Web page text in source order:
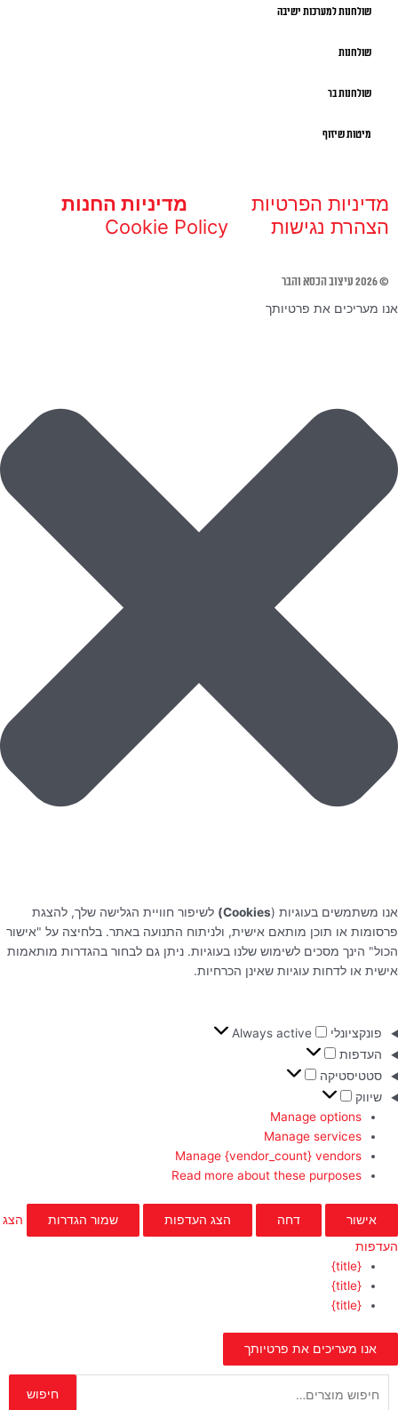
שולחנות למערכות ישיבה
שולחנות
שולחנות בר
מיטות שיזוף
מדיניות הפרטיות
מדיניות החנות
הצהרת נגישות
Cookie Policy
© 2026 עיצוב הכסא והבר
אנו מעריכים את פרטיותך
אנו משתמשים בעוגיות (Cookies)
לשיפור חוויית הגלישה שלך, להצגת
פרסומות או תוכן מותאם אישית, ולניתוח התנועה באתר. בלחיצה על "אישור
הכול" הינך מסכים לשימוש שלנו בעוגיות. ניתן גם לבחור בהגדרות מותאמות
אישית או לדחות עוגיות שאינן הכרחיות.
פונקציונלי
Always active
העדפות
סטטיסטיקה
שיווק
Manage options
Manage services
Manage {vendor_count} vendors
Read more about these purposes
אישור דחה הצג העדפות שמור הגדרות
הצג
העדפות
{title}
{title}
{title}
אנו מעריכים את פרטיותך
עבור:
חיפוש